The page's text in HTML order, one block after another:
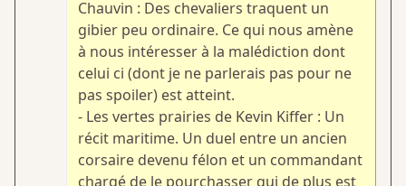
Chauvin : Des chevaliers traquent un
gibier peu ordinaire. Ce qui nous amène
à nous intéresser à la malédiction dont
celui ci (dont je ne parlerais pas pour ne
pas spoiler) est atteint.
- Les vertes prairies de Kevin Kiffer : Un
récit maritime. Un duel entre un ancien
corsaire devenu félon et un commandant
chargé de le pourchasser qui de plus est